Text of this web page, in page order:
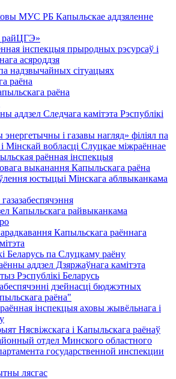
МУС РБ Капыльскае аддзяленне
райЦГЭ»
інспекцыя прыродных рэсурсаў і
асяроддзя
надзвычайных сітуацыях
раёна
раёна
аддзел Следчага камітэта Рэспублікі
і газавы нагляд» філіял па
Мінскай вобласці Слуцкае міжраённае
раённая інспекцыя
выканання Капыльскага раёна
юстыцыі Мінскага аблвыканкама
Капыльскага райвыканкама
Капыльскага раённага
Беларусь па Слуцкаму раёну
аддзел Дзяржаўнага камітэта
Рэспублікі Беларусь
дзейнасці бюджэтных
раёна"
інспекцыя аховы жывёльнага і
Нясвіжскага і Капыльскага раёнаў
отдел Минского областного
государственной инспекции
лясгас